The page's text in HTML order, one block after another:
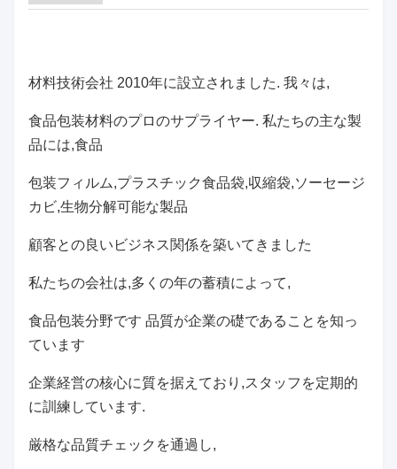
材料技術会社 2010年に設立されました. 我々は,
食品包装材料のプロのサプライヤー. 私たちの主な製
品には,食品
包装フィルム,プラスチック食品袋,収縮袋,ソーセージ
カビ,生物分解可能な製品
顧客との良いビジネス関係を築いてきました
私たちの会社は,多くの年の蓄積によって,
食品包装分野です 品質が企業の礎であることを知っ
ています
企業経営の核心に質を据えており,スタッフを定期的
に訓練しています.
厳格な品質チェックを通過し,